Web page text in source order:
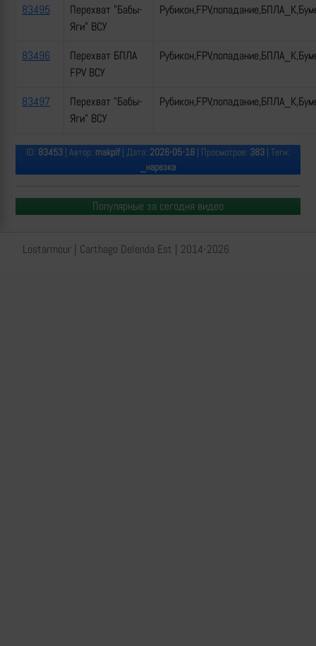
83495
Перехват "Бабы-
Яги" ВСУ
83496
Перехват БПЛА
FPV ВСУ
83497
Перехват "Бабы-
Яги" ВСУ
ID: 83453 | Автор: makpif| Дата: 2026-05-18 | Просмотров: 383 | Теги:
_нарезка
Популярные за сегодня видео
Lostarmour | Carthago Delenda Est | 2014-2026